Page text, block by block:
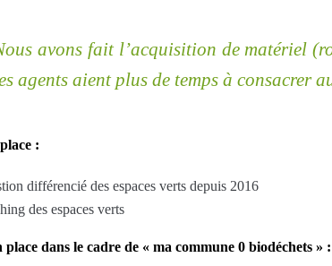
avons fait l’acquisition de matériel
agents aient plus de temps à consacrer
:
différencié des espaces verts depuis 2016
des espaces verts
place dans le cadre de « ma commune 0 biodéchets » :